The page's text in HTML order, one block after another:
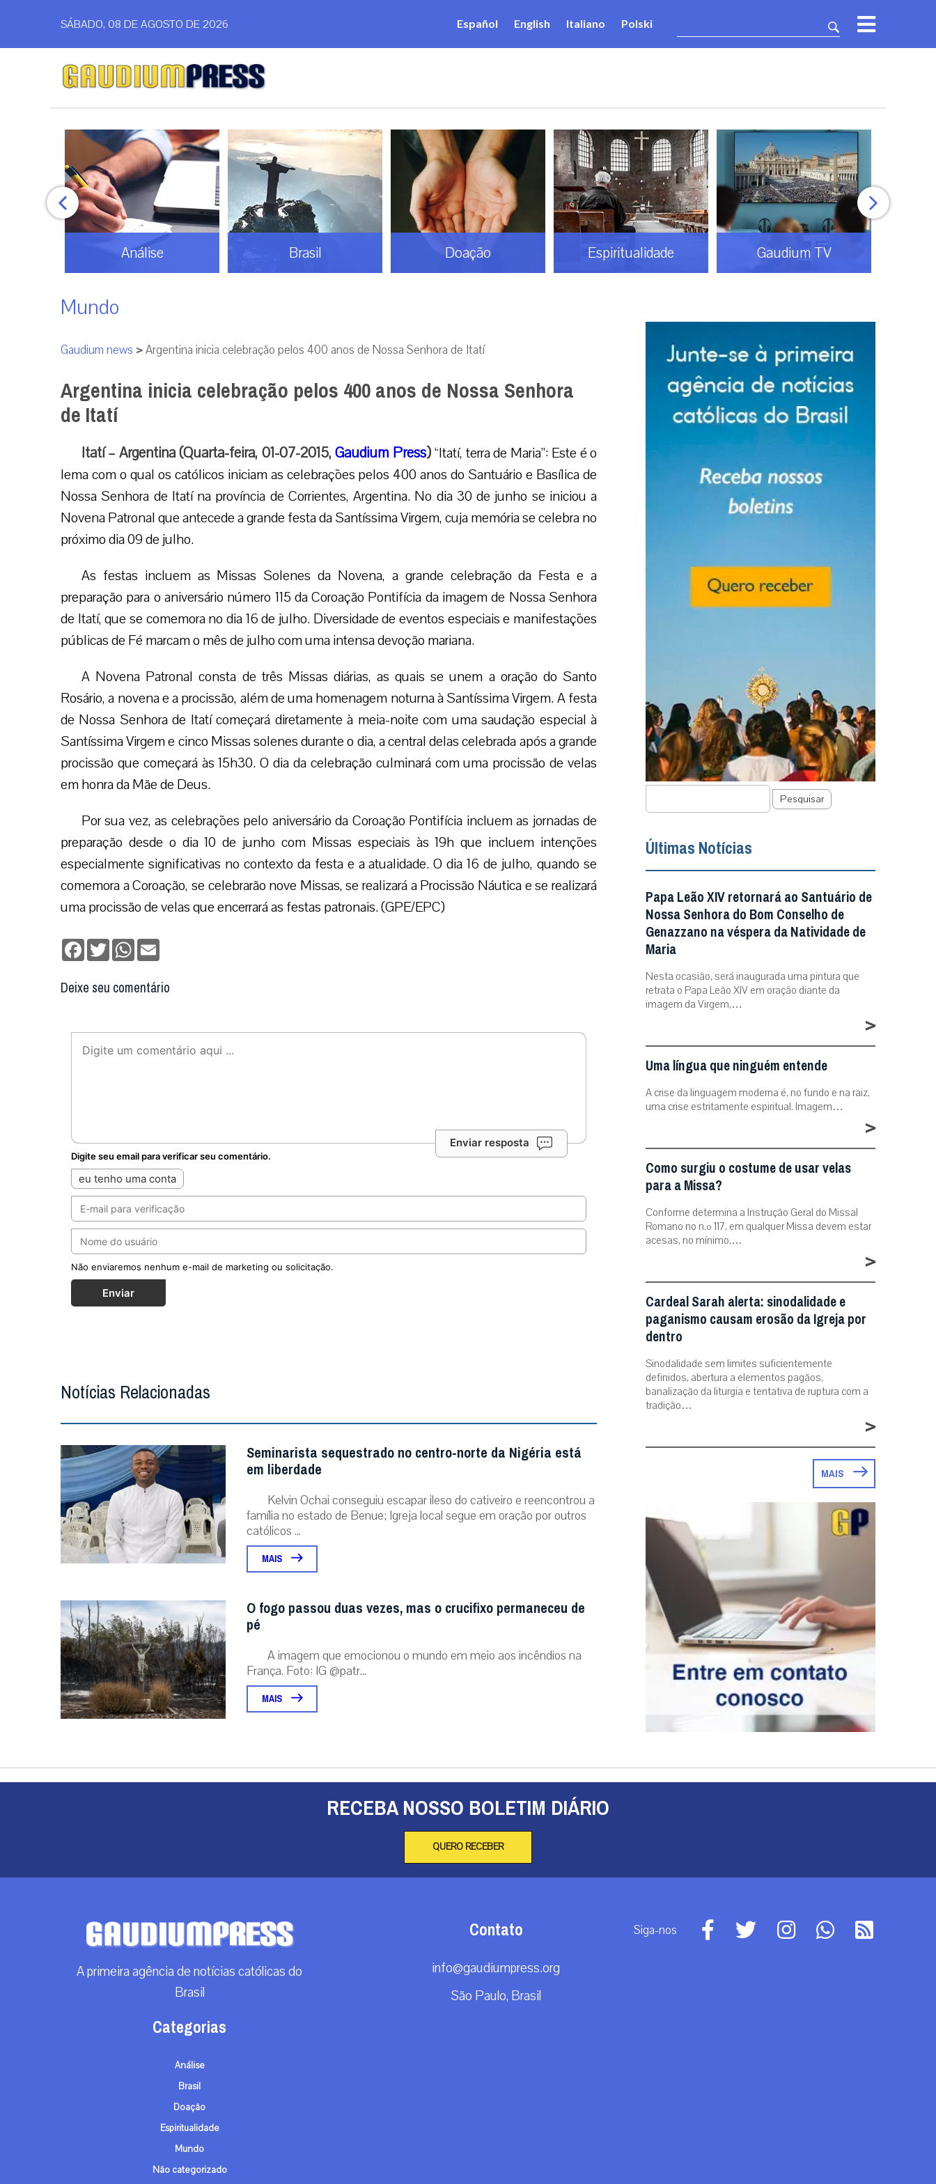
SÁBADO, 08 DE AGOSTO DE 2026 Español English Italiano Polski
Análise Brasil Doação Espiritualidade Gaudium TV
Mundo
Gaudium news >Argentina inicia celebração pelos 400 anos de Nossa Senhora de Itatí
Argentina inicia celebração pelos 400 anos de Nossa Senhora
de Itatí
Itatí – Argentina (Quarta-feira, 01-07-2015,Gaudium Press)“Itatí, terra de Maria”: Este é o
lema com o qual os católicos iniciam as celebrações pelos 400 anos do Santuário e Basílica de
Nossa Senhora de Itatí na província de Corrientes, Argentina. No dia 30 de junho se iniciou a
Novena Patronal que antecede a grande festa da Santíssima Virgem, cuja memória se celebra no
próximo dia 09 de julho.
As festas incluem as Missas Solenes da Novena, a grande celebração da Festa e a
preparação para o aniversário número 115 da Coroação Pontifícia da imagem de Nossa Senhora
de Itatí, que se comemora no dia 16 de julho. Diversidade de eventos especiais e manifestações
públicas de Fé marcam o mês de julho com uma intensa devoção mariana.
A Novena Patronal consta de três Missas diárias, as quais se unem a oração do Santo
Rosário, a novena e a procissão, além de uma homenagem noturna à Santíssima Virgem. A festa
de Nossa Senhora de Itatí começará diretamente à meia-noite com uma saudação especial à
Santíssima Virgem e cinco Missas solenes durante o dia, a central delas celebrada após a grande
procissão que começará às 15h30. O dia da celebração culminará com uma procissão de velas
em honra da Mãe de Deus.
Por sua vez, as celebrações pelo aniversário da Coroação Pontifícia incluem as jornadas de
preparação desde o dia 10 de junho com Missas especiais às 19h que incluem intenções
especialmente significativas no contexto da festa e a atualidade. O dia 16 de julho, quando se
comemora a Coroação, se celebrarão nove Missas, se realizará a Procissão Náutica e se realizará
uma procissão de velas que encerrará as festas patronais. (GPE/EPC)
Facebook
TwitterWhatsApp
Deixe seu comentário
Enviar resposta
Digite seu email para verificar seu comentário.
eu tenho uma conta
Não enviaremos nenhum e-mail de marketing ou solicitação.
Enviar
Notícias Relacionadas
Seminarista sequestrado no centro-norte da Nigéria está
em liberdade
Kelvin Ochai conseguiu escapar ileso do cativeiro e reencontrou a
família no estado de Benue; Igreja local segue em oração por outros
católicos ...
MAIS
O fogo passou duas vezes, mas o crucifixo permaneceu de
pé
A imagem que emocionou o mundo em meio aos incêndios na
França. Foto: IG @patr...
MAIS
Pesquisar
Últimas Notícias
Papa Leão XIV retornará ao Santuário de
Nossa Senhora do Bom Conselho de
Genazzano na véspera da Natividade de
Maria
Nesta ocasião, será inaugurada uma pintura que
retrata o Papa Leão XIV em oração diante da
imagem da Virgem,…
>
Uma língua que ninguém entende
A crise da linguagem moderna é, no fundo e na raiz,
uma crise estritamente espiritual. Imagem…
>
Como surgiu o costume de usar velas
para a Missa?
Conforme determina a Instrução Geral do Missal
Romano no n.º 117, em qualquer Missa devem estar
acesas, no mínimo,…
>
Cardeal Sarah alerta: sinodalidade e
paganismo causam erosão da Igreja por
dentro
Sinodalidade sem limites suficientemente
definidos, abertura a elementos pagãos,
banalização da liturgia e tentativa de ruptura com a
tradição…
>
MAIS
RECEBA NOSSO BOLETIM DIÁRIO
QUERO RECEBER
A primeira agência de notícias católicas do
Brasil
Categorias
Análise
Brasil
Doação
Espiritualidade
Mundo
Não categorizado
Contato
info@gaudiumpress.org
São Paulo, Brasil
Siga-nos